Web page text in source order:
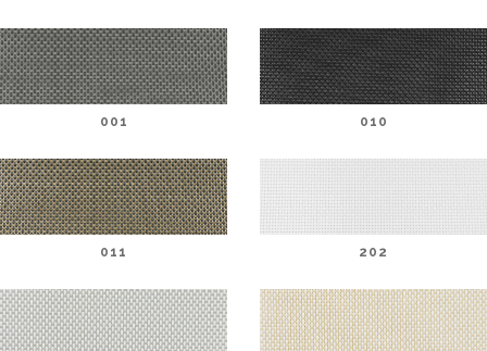
001 010
011 202